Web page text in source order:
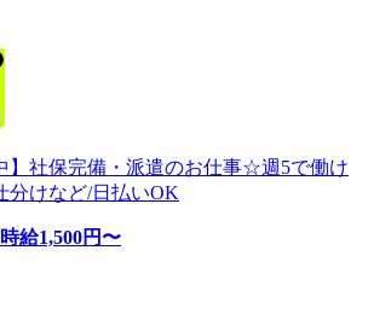
】社保完備・派遣のお仕事☆週5で働け
けなど/日払いOK
時給1,500円〜